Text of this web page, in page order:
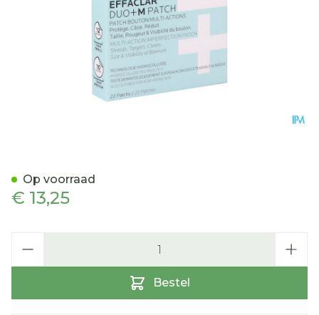
€ 13,25
Bestel
Op voorraad